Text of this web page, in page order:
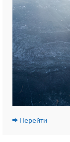
Перейти